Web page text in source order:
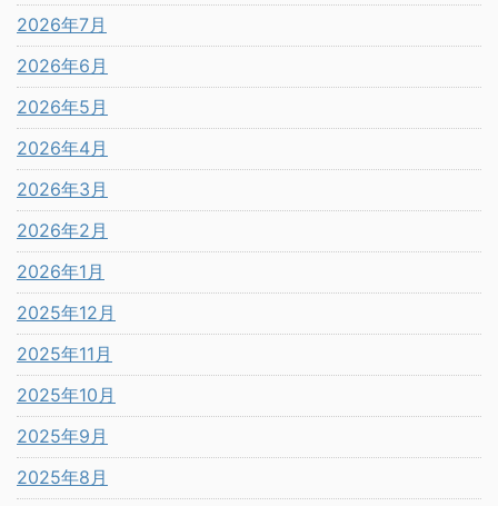
2026年7月
2026年6月
2026年5月
2026年4月
2026年3月
2026年2月
2026年1月
2025年12月
2025年11月
2025年10月
2025年9月
2025年8月